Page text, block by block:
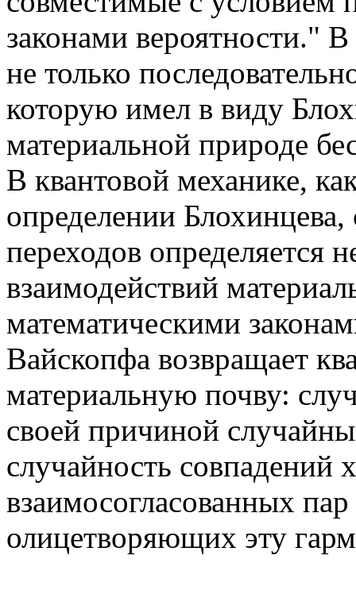
законами вероятности."
не только
которую имел в виду
материальной природе
В квантовой механике,
определении
переходов определяется
взаимодействий
математическими
Вайскопфа возвращает
материальную почву:
своей причиной
случайность совпадений
взаимосогласованных
олицетворяющих эту